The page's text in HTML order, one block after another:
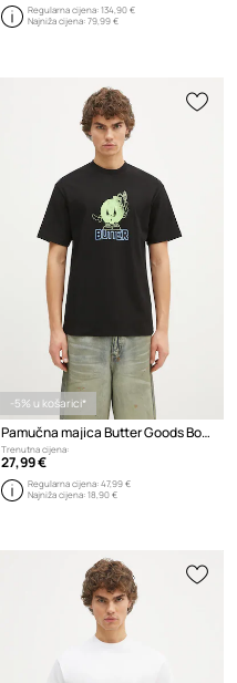
Regularna cijena:134,90 €
Najniža cijena:79,99 €
-5% u košarici*
Pamučna majica Butter Goods Bomb Tee
Trenutna cijena:
27,99 €
Regularna cijena:47,99 €
Najniža cijena:18,90 €